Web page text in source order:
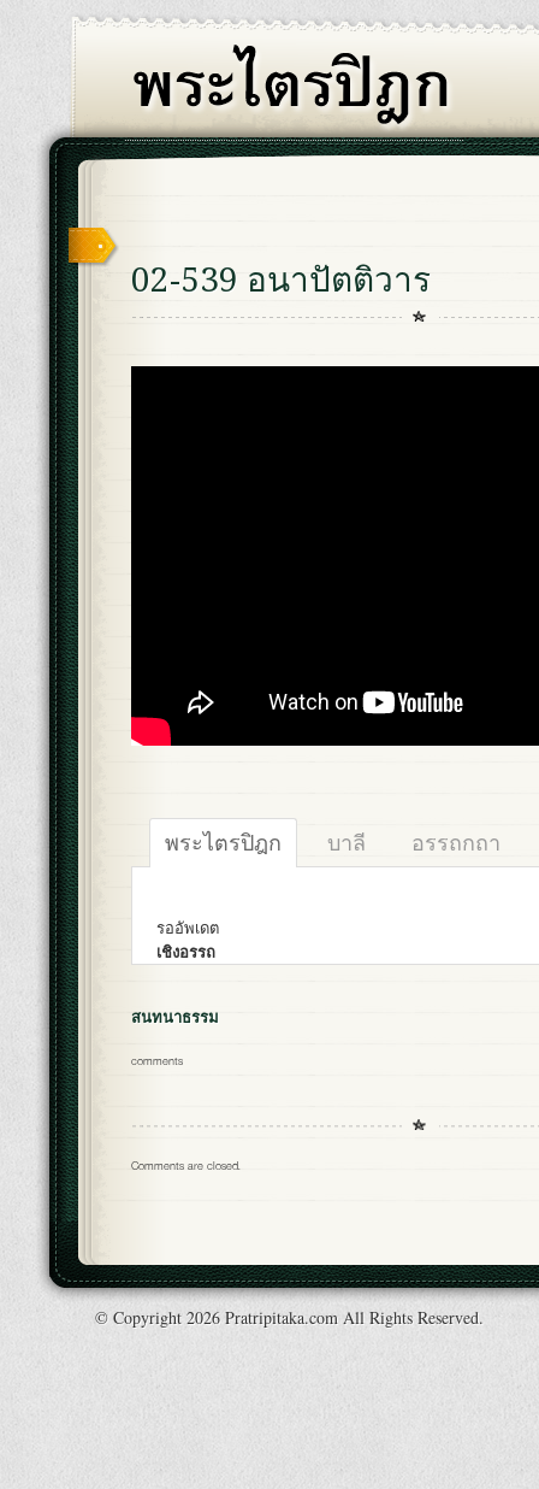
02-539 อนาปัตติวาร
พระไตรปิฎก บาลี อรรถกถา
รออัพเดต
เชิงอรรถ
สนทนาธรรม
comments
Comments are closed.
© Copyright 2026 Pratripitaka.com All Rights Reserved.